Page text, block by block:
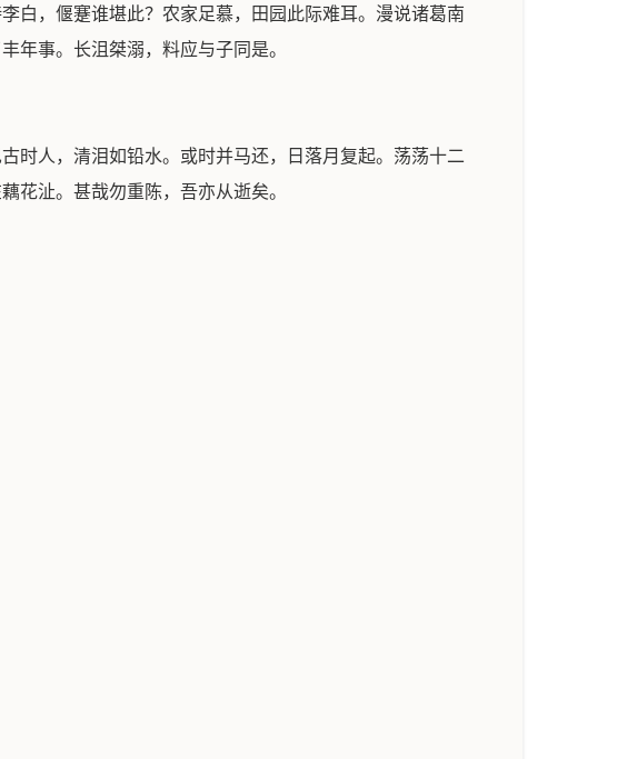
白，偃蹇谁堪此？农家足慕，田园此际难耳。漫说诸葛南
年事。长沮桀溺，料应与子同是。
时人，清泪如铅水。或时并马还，日落月复起。荡荡十二
花沚。甚哉勿重陈，吾亦从逝矣。